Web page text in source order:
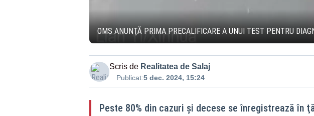
OMS ANUNŢĂ PRIMA PRECALIFICARE A UNUI TEST PENTRU
Scris de Realitatea de Salaj
Publicat:5 dec. 2024, 15:24
Peste 80% din cazuri şi decese se înregistrează în